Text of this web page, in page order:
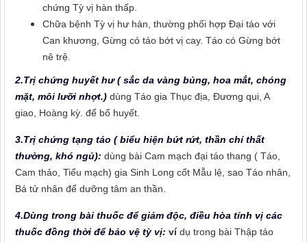
chứng Tỳ vị hàn thấp.
Chữa bệnh Tỳ vị hư hàn, thường phối hợp Đại táo với
Can khương, Gừng có táo bớt vị cay. Táo có Gừng bớt
nê trệ.
2.Trị chứng huyết hư ( sắc da vàng bủng, hoa mắt, chóng
mặt, môi lưỡi nhợt.) dùng Táo gia Thục địa, Đương qui, A
giao, Hoàng kỳ. để bổ huyết.
3.Trị chứng tạng táo ( biểu hiện bứt rứt, thần chí thất
thường, khó ngủ): dùng bài Cam mạch đại táo thang ( Táo,
Cam thảo, Tiểu mạch) gia Sinh Long cốt Mẫu lệ, sao Táo nhân,
Bá tử nhân để dưỡng tâm an thần.
4.Dùng trong bài thuốc để giảm độc, điều hòa tính vị các
thuốc đồng thời để bảo vệ tỳ vị: vídụ trong bài Thập táo